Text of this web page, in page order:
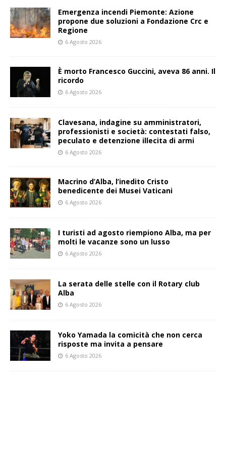
Emergenza incendi Piemonte: Azione
propone due soluzioni a Fondazione Crc e
Regione
6 Agosto 2026
È morto Francesco Guccini, aveva 86 anni. Il
ricordo
6 Agosto 2026
Clavesana, indagine su amministratori,
professionisti e società: contestati falso,
peculato e detenzione illecita di armi
6 Agosto 2026
Macrino d’Alba, l’inedito Cristo
benedicente dei Musei Vaticani
6 Agosto 2026
I turisti ad agosto riempiono Alba, ma per
molti le vacanze sono un lusso
6 Agosto 2026
La serata delle stelle con il Rotary club
Alba
6 Agosto 2026
Yoko Yamada la comicità che non cerca
risposte ma invita a pensare
6 Agosto 2026